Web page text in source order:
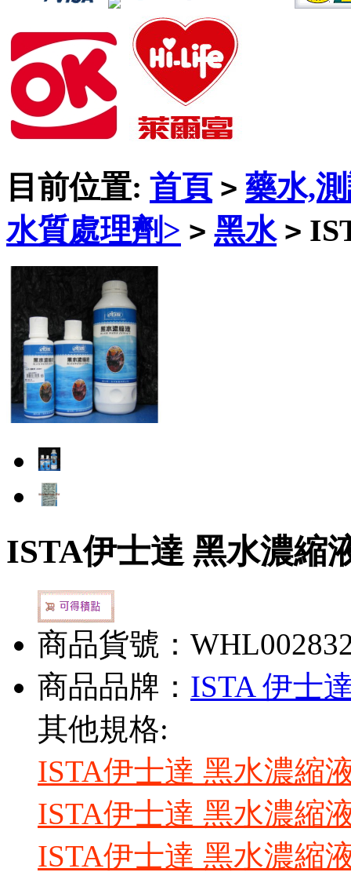
目前位置: 首頁 > 藥水,
水質處理劑> > 黑水 >
ISTA伊士達 黑水濃縮
商品貨號：
商品品牌： ISTA 伊士
其他規格:
ISTA伊士達 黑水濃縮
ISTA伊士達 黑水濃縮
ISTA伊士達 黑水濃縮